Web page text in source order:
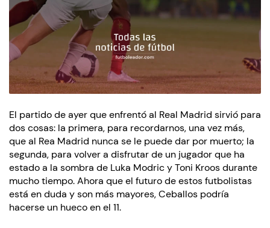
El partido de ayer que enfrentó al Real Madrid sirvió para
dos cosas: la primera, para recordarnos, una vez más,
que al Rea Madrid nunca se le puede dar por muerto; la
segunda, para volver a disfrutar de un jugador que ha
estado a la sombra de Luka Modric y Toni Kroos durante
mucho tiempo. Ahora que el futuro de estos futbolistas
está en duda y son más mayores, Ceballos podría
hacerse un hueco en el 11.